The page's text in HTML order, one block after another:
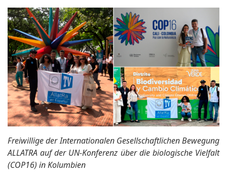
Freiwillige der Internationalen Gesellschaftlichen Bewegung
ALLATRA auf der UN-Konferenz über die biologische Vielfalt
(COP16) in Kolumbien